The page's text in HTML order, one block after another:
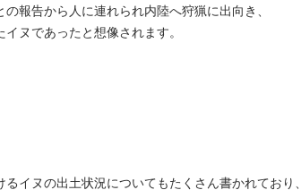
報告から人に連れられ内陸へ狩猟に出向き、
ヌであったと想像されます。
イヌの出土状況についてもたくさん書かれており、